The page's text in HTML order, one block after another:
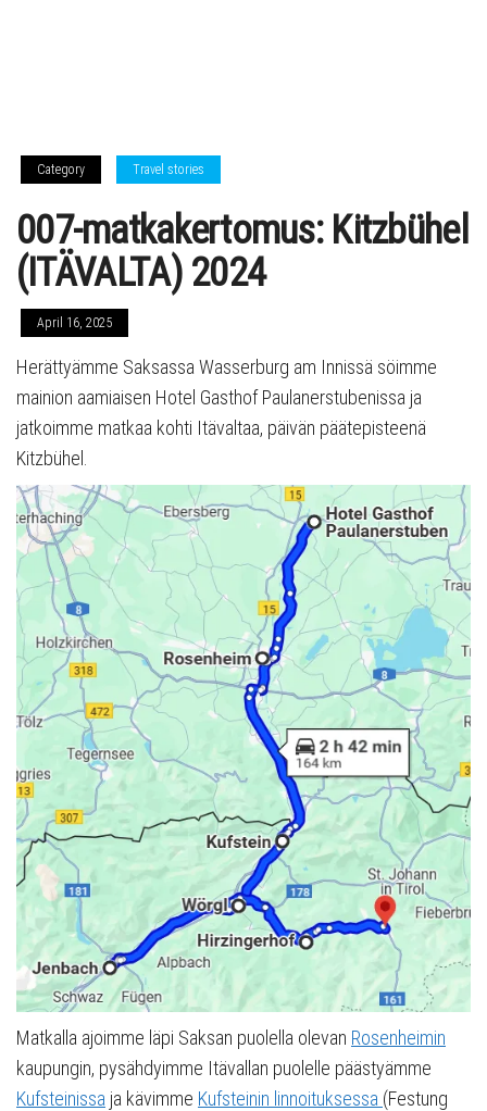
Category Travel stories
007-matkakertomus: Kitzbühel
(ITÄVALTA) 2024
April 16, 2025
Herättyämme Saksassa Wasserburg am Innissä söimme
mainion aamiaisen Hotel Gasthof Paulanerstubenissa ja
jatkoimme matkaa kohti Itävaltaa, päivän päätepisteenä
Kitzbühel.
Matkalla ajoimme läpi Saksan puolella olevan Rosenheimin
kaupungin, pysähdyimme Itävallan puolelle päästyämme
Kufsteinissa ja kävimme Kufsteinin linnoituksessa (Festung